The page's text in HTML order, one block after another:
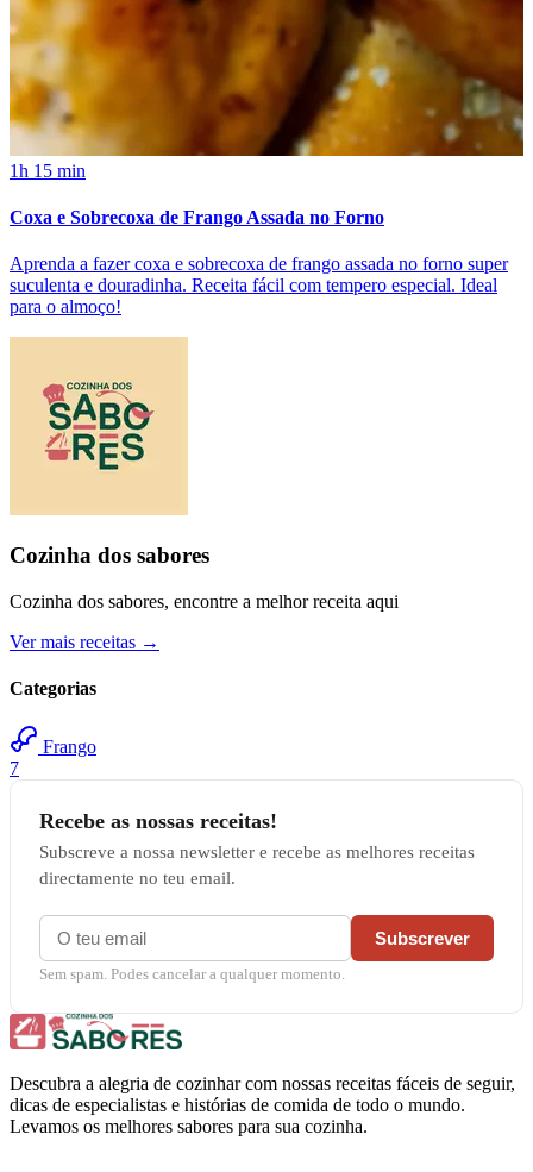
1h 15 min
Coxa e Sobrecoxa de Frango Assada no Forno
Aprenda a fazer coxa e sobrecoxa de frango assada no forno super
suculenta e douradinha. Receita fácil com tempero especial. Ideal
para o almoço!
Cozinha dos sabores
Cozinha dos sabores, encontre a melhor receita aqui
Ver mais receitas →
Categorias
Frango
7
Recebe as nossas receitas!
Subscreve a nossa newsletter e recebe as melhores receitas
directamente no teu email.
Subscrever
Sem spam. Podes cancelar a qualquer momento.
Descubra a alegria de cozinhar com nossas receitas fáceis de seguir,
dicas de especialistas e histórias de comida de todo o mundo.
Levamos os melhores sabores para sua cozinha.